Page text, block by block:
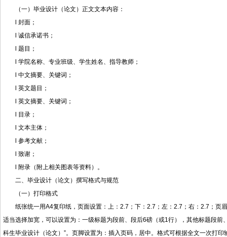
（一）毕业设计（论文）正文文本内容：
l 封面；
l 诚信承诺书；
l 题目；
l 学院名称、专业班级、学生姓名、指导教师；
l 中文摘要、关键词；
l 英文题目；
l 英文摘要、关键词；
l 目录；
l 文本主体；
l 参考文献；
l 致谢；
l 附录（附上相关图表等资料）。
二、毕业设计（论文）撰写格式与规范
（一）打印格式
纸张统一用A4复印纸，页面设置：上：2.7；下：2.7；左：2.7；右：2.7；
适当选择加宽，可以设置为：一级标题为段前、段后6磅（或1行），其他标题段
科生毕业设计（论文）”。页脚设置为：插入页码，居中。格式可根据全文一次打印